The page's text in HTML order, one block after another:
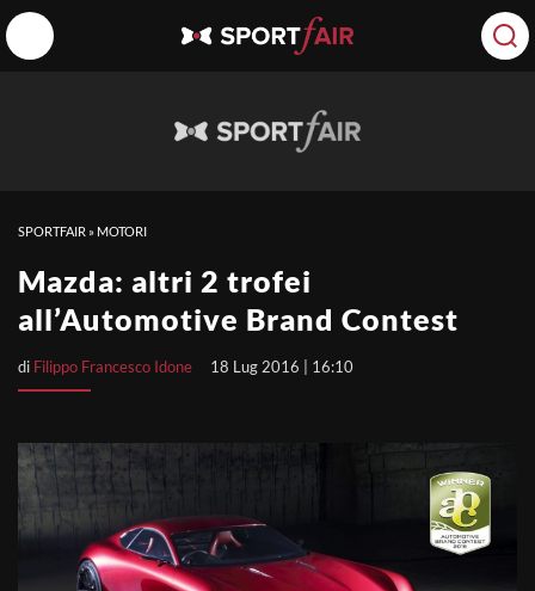
SPORTFAIR » MOTORI
Mazda: altri 2 trofei
all’Automotive Brand Contest
di Filippo Francesco Idone 18 Lug 2016 | 16:10